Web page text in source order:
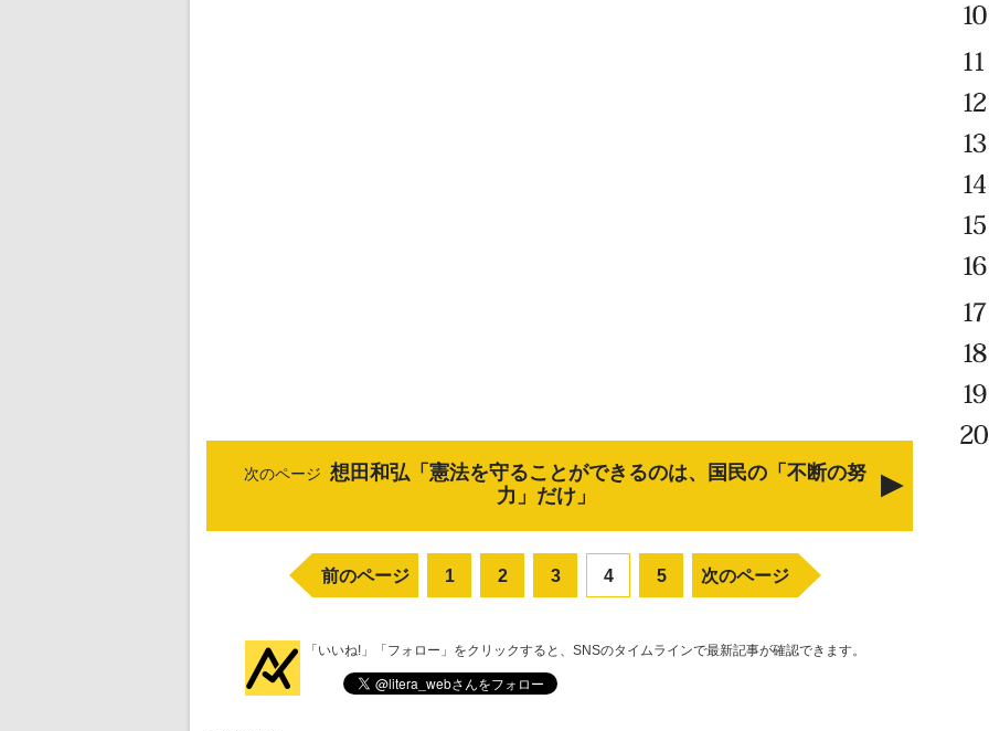
次のページ 想田和弘「憲法を守ることができるのは、国民の「不断の努
力」だけ」
前のページ 1 2 3 4 5 次のページ
「いいね!」「フォロー」をクリックすると、SNSのタイムラインで最新記事が確認できます。